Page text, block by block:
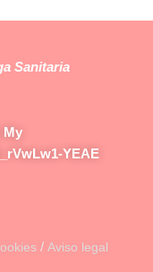
Sanitaria
My
YEAE
/ Aviso legal